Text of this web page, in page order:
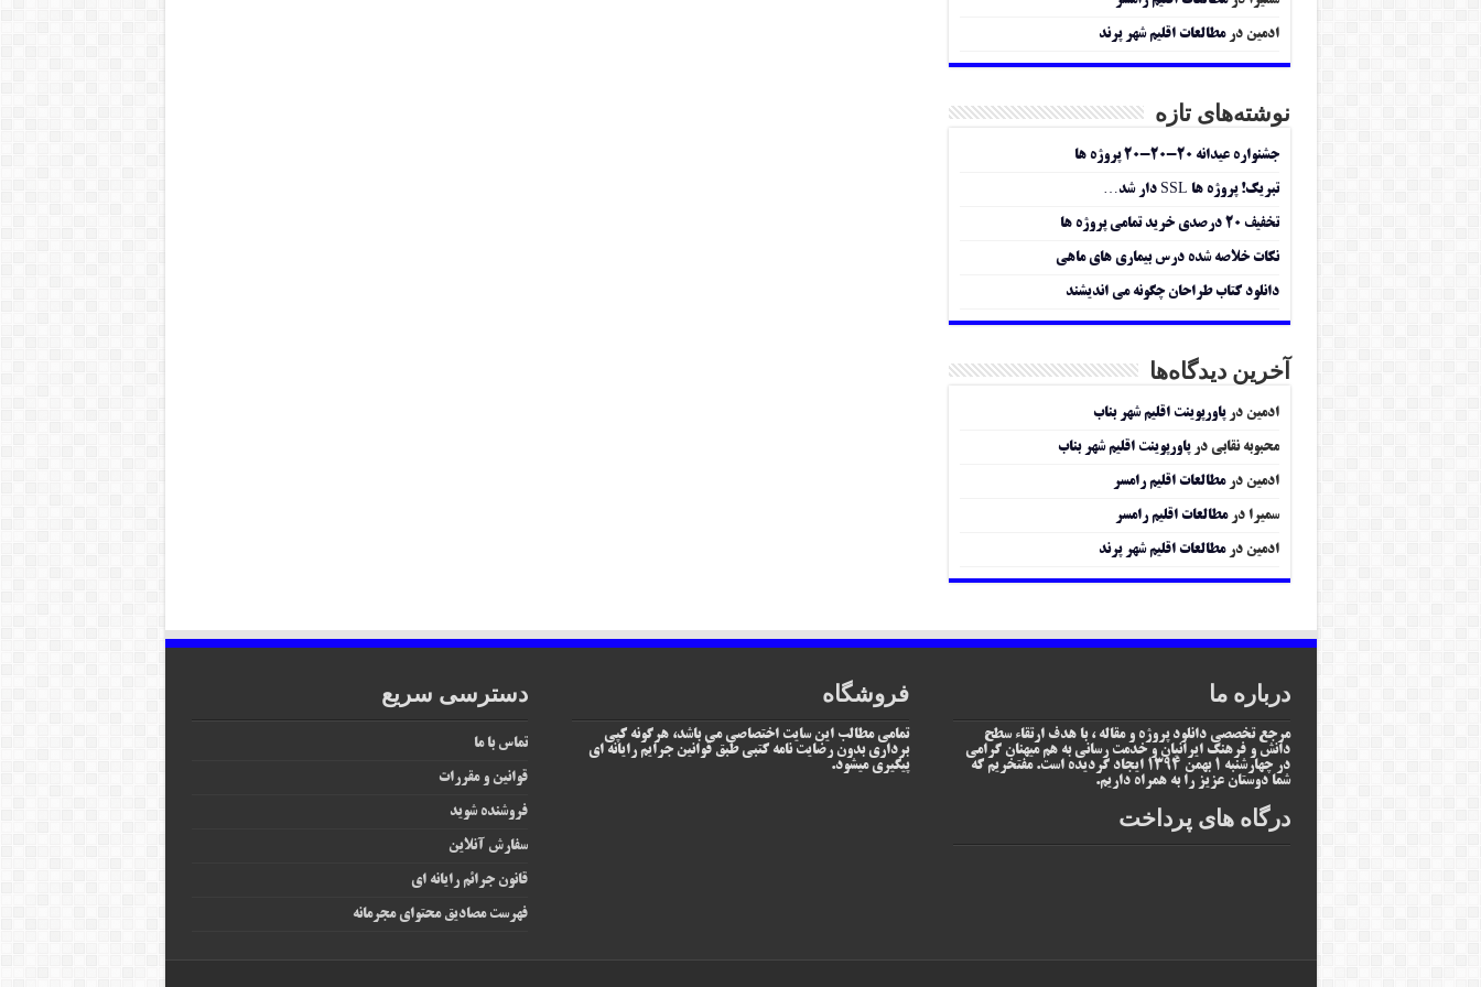
ادمین درمطالعات اقلیم شهر پرند
نوشته‌های تازه
جشنواره عیدانه ۲۰-۲۰-۲۰ پروژه ها
تبریک! پروژه ها SSL دار شد…
تخفیف ۲۰ درصدی خرید تمامی پروژه ها
نکات خلاصه شده درس بیماری های ماهی
دانلود کتاب طراحان چگونه می اندیشند
آخرین دیدگاه‌ها
ادمین درپاورپوینت اقلیم شهر بناب
محبوبه نقابی درپاورپوینت اقلیم شهر بناب
ادمین درمطالعات اقلیم رامسر
سمیرا درمطالعات اقلیم رامسر
ادمین درمطالعات اقلیم شهر پرند
درباره ما
مرجع تخصصی دانلود پروژه و مقاله ، با هدف ارتقاء سطح
دانش و فرهنگ ایرانیان و خدمت رسانی به هم میهنان گرامی
در چهارشنبه 1 بهمن 1394 ایجاد گردیده است. مفتخریم که
شما دوستان عزیز را به همراه داریم.
درگاه های پرداخت
فروشگاه
تمامی مطالب این سایت اختصاصی می باشد، هرگونه کپی
برداری بدون رضایت نامه کتبی طبق قوانین جرایم رایانه ای
پیگیری میشود.
دسترسی سریع
تماس با ما
قوانین و مقررات
فروشنده شوید
سفارش آنلاین
قانون جرائم رایانه‌ ای
فهرست مصادیق محتوای مجرمانه